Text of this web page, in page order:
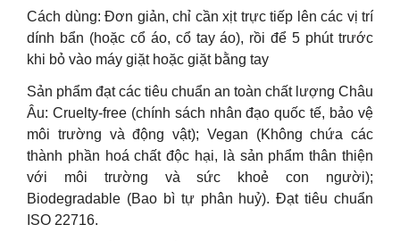
Cách dùng: Đơn giản, chỉ cần xịt trực tiếp lên các vị trí
dính bẩn (hoặc cổ áo, cổ tay áo), rồi để 5 phút trước
khi bỏ vào máy giặt hoặc giặt bằng tay
Sản phẩm đạt các tiêu chuẩn an toàn chất lượng Châu
Âu: Cruelty-free (chính sách nhân đạo quốc tế, bảo vệ
môi trường và động vật); Vegan (Không chứa các
thành phần hoá chất độc hại, là sản phẩm thân thiện
với môi trường và sức khoẻ con người);
Biodegradable (Bao bì tự phân huỷ). Đạt tiêu chuẩn
ISO 22716.